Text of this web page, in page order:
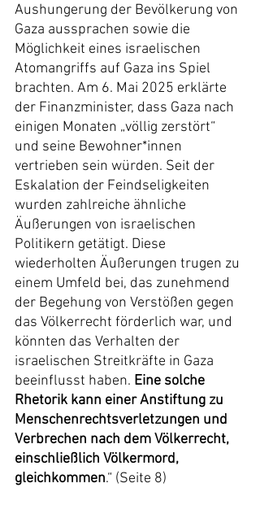
Aushungerung der Bevölkerung von
Gaza aussprachen sowie die
Möglichkeit eines israelischen
Atomangriffs auf Gaza ins Spiel
brachten. Am 6. Mai 2025 erklärte
der Finanzminister, dass Gaza nach
einigen Monaten „völlig zerstört“
und seine Bewohner*innen
vertrieben sein würden. Seit der
Eskalation der Feindseligkeiten
wurden zahlreiche ähnliche
Äußerungen von israelischen
Politikern getätigt. Diese
wiederholten Äußerungen trugen zu
einem Umfeld bei, das zunehmend
der Begehung von Verstößen gegen
das Völkerrecht förderlich war, und
könnten das Verhalten der
israelischen Streitkräfte in Gaza
beeinflusst haben. Eine solche
Rhetorik kann einer Anstiftung zu
Menschenrechtsverletzungen und
Verbrechen nach dem Völkerrecht,
einschließlich Völkermord,
gleichkommen.“ (Seite 8)